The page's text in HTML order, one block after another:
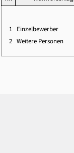
1 Einzelbewerber
2 Weitere Personen